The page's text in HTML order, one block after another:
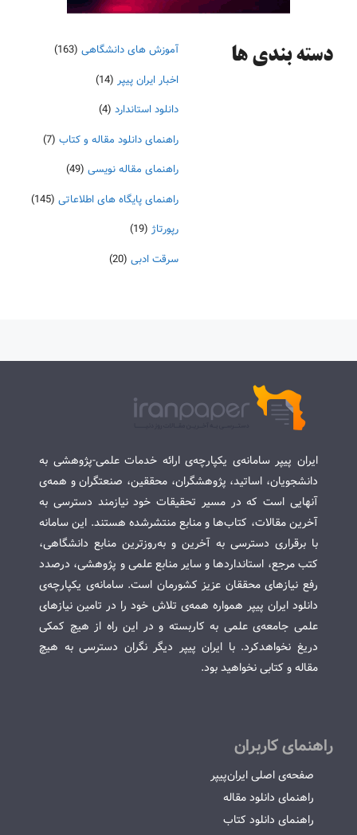
دسته‌ بندی ها آموزش های دانشگاهی (163)
اخبار ایران پیپر (14)
دانلود استاندارد (4)
راهنمای دانلود مقاله و کتاب (7)
راهنمای مقاله نویسی (49)
راهنمای پایگاه های اطلاعاتی (145)
رپورتاژ (19)
سرقت ادبی (20)
ایران پیپر سامانه‌ی یکپارچه‌ی ارائه خدمات علمی-پژوهشی به
دانشجویان، اساتید، پژوهشگران، محققین، صنعتگران و همه‌ی
آنهایی است که در مسیر تحقیقات خود نیازمند دسترسی به
آخرین مقالات، کتاب‌ها و منابع منتشرشده هستند. این سامانه
با برقراری دسترسی به آخرین و به‌روزترین منابع دانشگاهی،
کتب مرجع، استانداردها و سایر منابع علمی و پژوهشی، درصدد
رفع نیازهای محققان عزیز کشورمان است. سامانه‌ی یکپارچه‌ی
دانلود ایران پیپر همواره همه‌ی تلاش خود را در تامین نیازهای
علمی جامعه‌ی علمی به کاربسته و در این راه از هیچ کمکی
دریغ نخواهدکرد. با ایران پیپر دیگر نگران دسترسی به هیچ
مقاله و کتابی نخواهید بود.
راهنمای کاربران
صفحه‌ی اصلی ایران‌پیپر
راهنمای دانلود مقاله
راهنمای دانلود کتاب